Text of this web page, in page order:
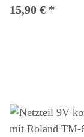
Soundmodul
15,90 € *